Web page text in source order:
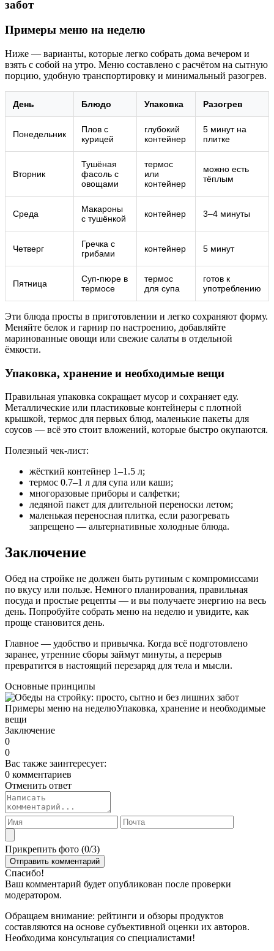
Примеры меню на неделю
Ниже — варианты, которые легко собрать дома вечером и
взять с собой на утро. Меню составлено с расчётом на сытную
порцию, удобную транспортировку и минимальный разогрев.
День Блюдо Упаковка Разогрев
Понедельник
Плов с
курицей
глубокий
контейнер
5 минут на
плитке
Вторник
Тушёная
фасоль с
овощами
термос
или
контейнер
можно есть
тёплым
Среда
Макароны
с тушёнкой
контейнер 3–4 минуты
Четверг
Гречка с
грибами
контейнер 5 минут
Пятница
Суп-пюре в
термосе
термос
для супа
готов к
употреблению
Эти блюда просты в приготовлении и легко сохраняют форму.
Меняйте белок и гарнир по настроению, добавляйте
маринованные овощи или свежие салаты в отдельной
ёмкости.
Упаковка, хранение и необходимые вещи
Правильная упаковка сокращает мусор и сохраняет еду.
Металлические или пластиковые контейнеры с плотной
крышкой, термос для первых блюд, маленькие пакеты для
соусов — всё это стоит вложений, которые быстро окупаются.
Полезный чек-лист:
жёсткий контейнер 1–1.5 л;
термос 0.7–1 л для супа или каши;
многоразовые приборы и салфетки;
ледяной пакет для длительной переноски летом;
маленькая переносная плитка, если разогревать
запрещено — альтернативные холодные блюда.
Заключение
Обед на стройке не должен быть рутиным с компромиссами
по вкусу или пользе. Немного планирования, правильная
посуда и простые рецепты — и вы получаете энергию на весь
день. Попробуйте собрать меню на неделю и увидите, как
проще становится день.
Главное — удобство и привычка. Когда всё подготовлено
заранее, утренние сборы займут минуты, а перерыв
превратится в настоящий перезаряд для тела и мысли.
Основные принципы
Примеры меню на неделюУпаковка, хранение и необходимые
вещи
Заключение
0
0
Вас также заинтересует:
0 комментариев
Отменить ответ
Прикрепить фото (0/3)
Спасибо!
Ваш комментарий будет опубликован после проверки
модератором.
Обращаем внимание: рейтинги и обзоры продуктов
составляются на основе субъективной оценки их авторов.
Необходима консультация со специалистами!